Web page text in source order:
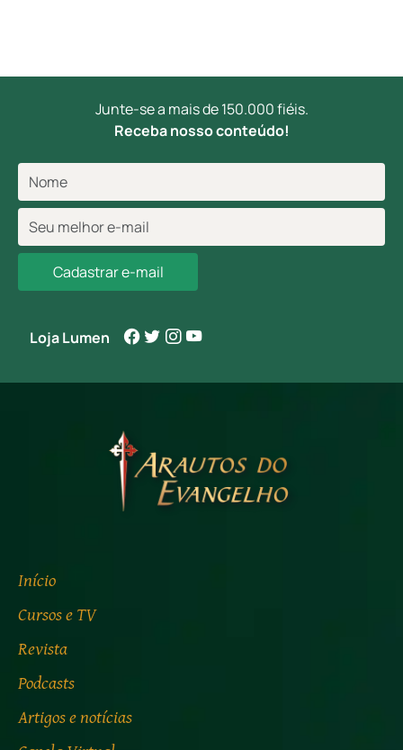
Junte-se a mais de 150.000 fiéis.
Receba nosso conteúdo!
Cadastrar e-mail
Loja Lumen
Início
Cursos e TV
Revista
Podcasts
Artigos e notícias